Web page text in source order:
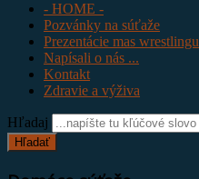
- HOME -
Pozvánky na súťaže
Prezentácie mas wrestlingu
Napísali o nás ...
Kontakt
Zdravie a výživa
Hľadaj
Hľadať